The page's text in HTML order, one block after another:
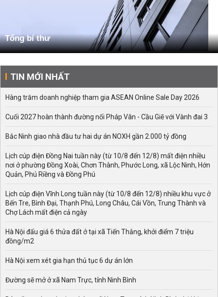
Tổng bí thư
TIN MỚI NHẤT
Hàng trăm doanh nghiệp tham gia ASEAN Online Sale Day 2026
Cuối 2027 hoàn thành đường nối Pháp Vân - Cầu Giẽ với Vành đai 3
Bắc Ninh giao nhà đầu tư hai dự án NOXH gần 2.000 tỷ đồng
Lịch cúp điện Đồng Nai tuần này (từ 10/8 đến 12/8) mất điện nhiều
nơi ở phường Đồng Xoài, Chơn Thành, Phước Long, xã Lộc Ninh, Hớn
Quản, Phú Riềng và Đồng Phú
Lịch cúp điện Vĩnh Long tuần này (từ 10/8 đến 12/8) nhiều khu vực ở
Bến Tre, Bình Đại, Thạnh Phú, Long Châu, Cái Vồn, Trung Thành và
Chợ Lách mất điện cả ngày
Hà Nội đấu giá 6 thửa đất ở tại xã Tiến Thắng, khởi điểm 7 triệu
đồng/m2
Hà Nội xem xét gia hạn thủ tục 6 dự án lớn
Đường sẽ mở ở xã Nam Trực, tỉnh Ninh Bình